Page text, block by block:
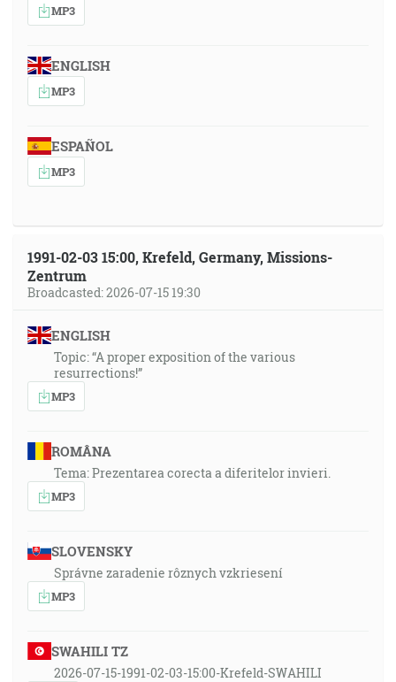
MP3
ENGLISH
MP3
ESPAÑOL
MP3
1991-02-03 15:00, Krefeld, Germany, Missions-
Zentrum
Broadcasted: 2026-07-15 19:30
ENGLISH
Topic: “A proper exposition of the various
resurrections!”
MP3
ROMÂNA
Tema: Prezentarea corecta a diferitelor invieri.
MP3
SLOVENSKY
Správne zaradenie rôznych vzkriesení
MP3
SWAHILI TZ
2026-07-15-1991-02-03-15:00-Krefeld-SWAHILI